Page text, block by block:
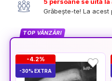
Grăbește-te! La acest
TOP VÂNZĂRI
-4.2%
-30% EXTRA